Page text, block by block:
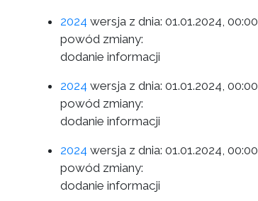
2024 wersja z dnia: 01.01.2024, 00:00
powód zmiany:
dodanie informacji
2024 wersja z dnia: 01.01.2024, 00:00
powód zmiany:
dodanie informacji
2024 wersja z dnia: 01.01.2024, 00:00
powód zmiany:
dodanie informacji